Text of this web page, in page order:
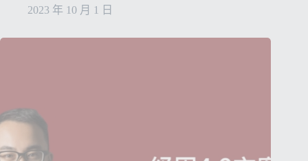
2023 年 10 月 1 日